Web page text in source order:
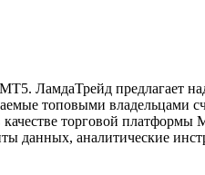
ЛамдаТрейд предлагает
топовыми владельцами
торговой платформы
данных, аналитические